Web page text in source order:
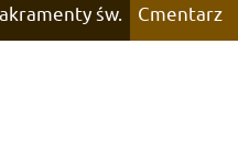
św. Cmentarz